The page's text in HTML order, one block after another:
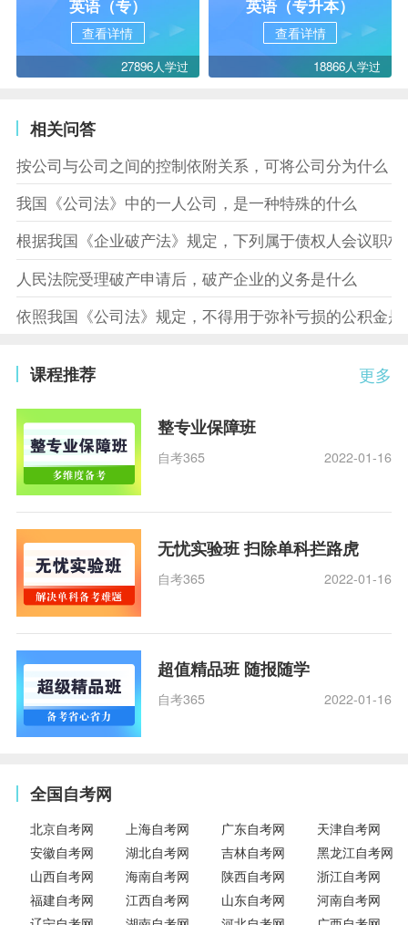
英语（专）
查看详情
27896人学过
英语（专升本）
查看详情
18866人学过
相关问答
按公司与公司之间的控制依附关系，可将公司分为什么
我国《公司法》中的一人公司，是一种特殊的什么
根据我国《企业破产法》规定，下列属于债权人会议职
人民法院受理破产申请后，破产企业的义务是什么
依照我国《公司法》规定，不得用于弥补亏损的公积金是
更多
课程推荐
整专业保障班
自考365 2022-01-16
无忧实验班 扫除单科拦路虎
自考365 2022-01-16
超值精品班 随报随学
自考365 2022-01-16
全国自考网
北京自考网 上海自考网 广东自考网
天津自考网
安徽自考网
湖北自考网 吉林自考网
黑龙江自考网
山西自考网
海南自考网 陕西自考网
浙江自考网
福建自考网
江西自考网 山东自考网
河南自考网